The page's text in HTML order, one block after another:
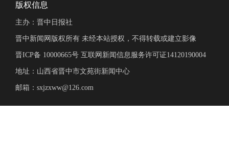
版权信息
主办：晋中日报社
晋中新闻网版权所有 未经本站授权，不得转载或建立影像
晋ICP备 10000665号 互联网新闻信息服务许可证14120190004
地址：山西省晋中市文苑街新闻中心
邮箱：sxjzxww@126.com